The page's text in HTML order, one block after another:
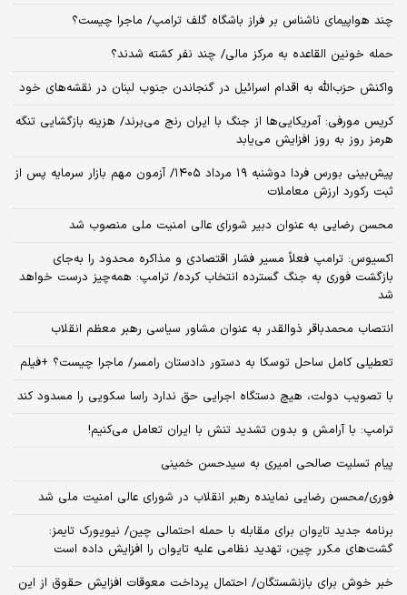
چند هواپیمای ناشناس بر فراز باشگاه گلف ترامپ/ ماجرا چیست؟
حمله خونین القاعده به مرکز مالی/ چند نفر کشته شدند؟
واکنش حزب‌الله به اقدام اسرائیل در گنجاندن جنوب لبنان در نقشه‌های خود
کریس مورفی: آمریکایی‌ها از جنگ با ایران رنج می‌برند/ هزینه بازگشایی تنگه
هرمز روز به روز افزایش می‌یابد
​پیش‌بینی بورس فردا دوشنبه ۱۹ مرداد ۱۴۰۵/ آزمون مهم بازار سرمایه پس از
ثبت رکورد ارزش معاملات
محسن رضایی به عنوان دبیر شورای عالی امنیت ملی منصوب شد
اکسیوس: ترامپ فعلاً مسیر فشار اقتصادی و مذاکره محدود را به‌جای
بازگشت فوری به جنگ گسترده انتخاب کرده/ ترامپ: همه‌چیز درست خواهد
شد
انتصاب محمدباقر ذوالقدر به عنوان مشاور سیاسی رهبر معظم انقلاب
تعطیلی کامل ساحل توسکا به دستور دادستان رامسر/ ماجرا چیست؟ +فیلم
با تصویب دولت، هیچ دستگاه اجرایی حق ندارد راسا سکویی را مسدود کند
ترامپ: با آرامش و بدون تشدید تنش با ایران تعامل می‌کنیم!
پیام تسلیت صالحی امیری به سیدحسن خمینی
فوری/محسن رضایی نماینده رهبر انقلاب در شورای عالی امنیت ملی شد
برنامه جدید تایوان برای مقابله با حمله احتمالی چین/ نیویورک تایمز:
گشت‌های مکرر چین، تهدید نظامی علیه تایوان را افزایش داده است
خبر خوش برای بازنشستگان/ احتمال پرداخت معوقات افزایش حقوق از این